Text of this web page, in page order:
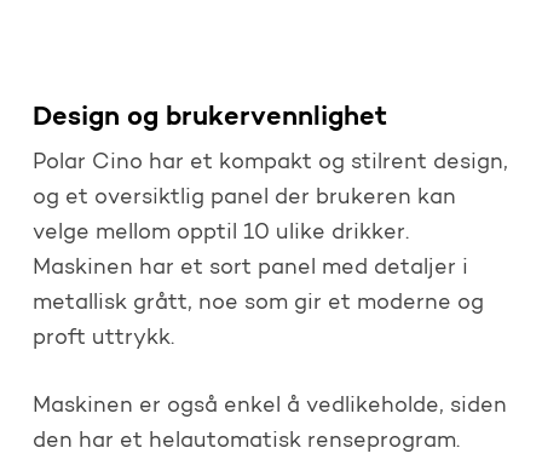
Design og brukervennlighet
Polar Cino har et kompakt og stilrent design,
og et oversiktlig panel der brukeren kan
velge mellom opptil 10 ulike drikker.
Maskinen har et sort panel med detaljer i
metallisk grått, noe som gir et moderne og
proft uttrykk.
Maskinen er også enkel å vedlikeholde, siden
den har et helautomatisk renseprogram.